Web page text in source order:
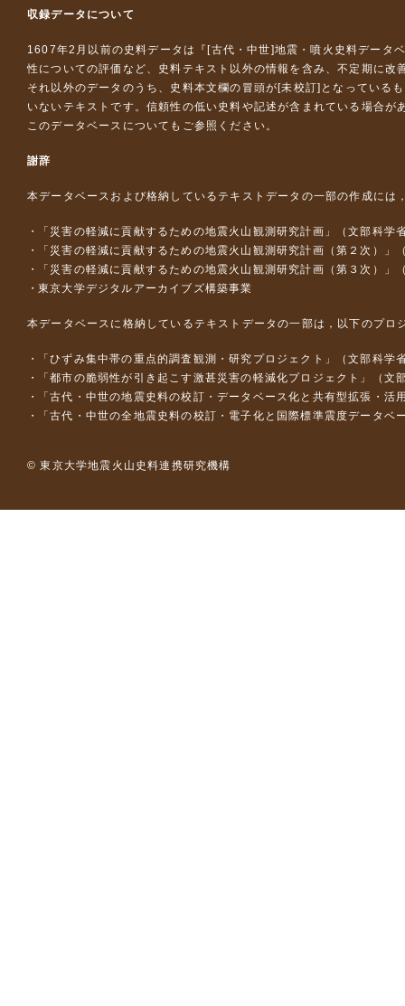
収録データについて
1607年2月以前の史料データは『 [古代・中世]地震・噴火史料データ
性についての評価など、史料テキスト以外の情報を含み、不定期に改
それ以外のデータのうち、史料本文欄の冒頭が[未校訂]となっている
いないテキストです。信頼性の低い史料や記述が含まれている場合が
このデータベースについて もご参照ください。
謝辞
本データベースおよび格納しているテキストデータの一部の作成には
「災害の軽減に貢献するための地震火山観測研究計画」（文部科学
「災害の軽減に貢献するための地震火山観測研究計画（第２次）」
「災害の軽減に貢献するための地震火山観測研究計画（第３次）」
東京大学デジタルアーカイブズ構築事業
本データベースに格納しているテキストデータの一部は，以下のプロ
「ひずみ集中帯の重点的調査観測・研究プロジェクト」（文部科
「都市の脆弱性が引き起こす激甚災害の軽減化プロジェクト」（
「古代・中世の地震史料の校訂・データベース化と共有型拡張・
「古代・中世の全地震史料の校訂・電子化と国際標準震度データ
© 東京大学地震火山史料連携研究機構